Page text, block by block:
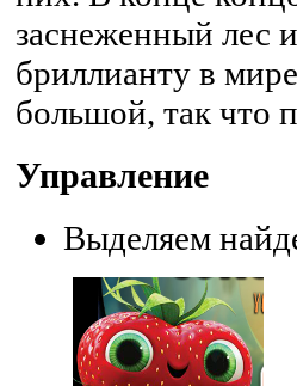
заснеженный лес
бриллианту в
большой, так что
Управление
Выделяем